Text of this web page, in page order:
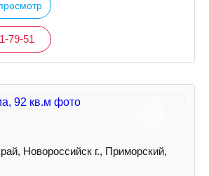
79-51
Новороссийск г., Приморский,